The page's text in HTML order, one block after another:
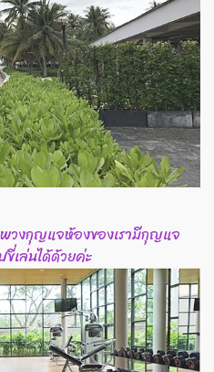
วงกุญแจห้องของเรามีกุญแจ
ขี่เล่นได้ด้วยค่ะ